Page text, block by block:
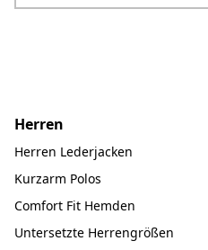
Herren
Herren Lederjacken
Kurzarm Polos
Comfort Fit Hemden
Untersetzte Herrengrößen